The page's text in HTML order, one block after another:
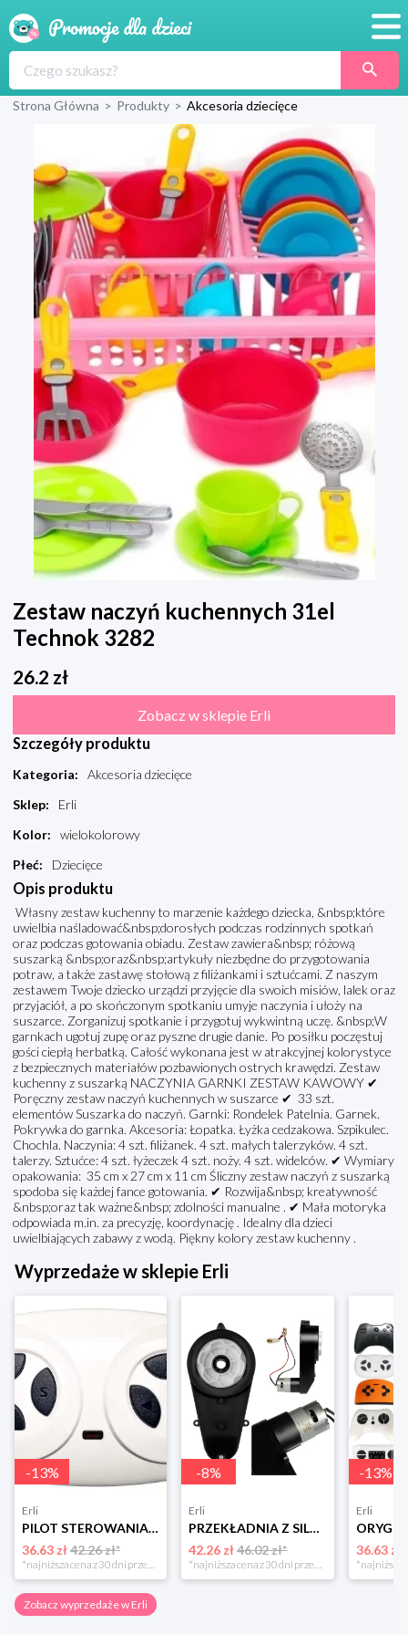
Produkty
Sklepy
Blog
Wyprawka
Strona Główna > Produkty > Akcesoria dziecięce
Zestaw naczyń kuchennych 31el
Technok 3282
26.2 zł
Zobacz w sklepie Erli
Szczegóły produktu
Kategoria:
Akcesoria dziecięce
Sklep:
Erli
Kolor:
wielokolorowy
Płeć: Dziecięce
Opis produktu
Własny zestaw kuchenny to marzenie każdego dziecka, &nbsp;które
uwielbia naśladować&nbsp;dorosłych podczas rodzinnych spotkań
oraz podczas gotowania obiadu. Zestaw zawiera&nbsp; różową
suszarką &nbsp;oraz&nbsp;artykuły niezbędne do przygotowania
potraw, a także zastawę stołową z filiżankami i sztućcami. Z naszym
zestawem Twoje dziecko urządzi przyjęcie dla swoich misiów, lalek oraz
przyjaciół, a po skończonym spotkaniu umyje naczynia i ułoży na
suszarce. Zorganizuj spotkanie i przygotuj wykwintną uczę. &nbsp;W
garnkach ugotuj zupę oraz pyszne drugie danie. Po posiłku poczęstuj
gości ciepłą herbatką. Całość wykonana jest w atrakcyjnej kolorystyce
z bezpiecznych materiałów pozbawionych ostrych krawędzi. Zestaw
kuchenny z suszarką NACZYNIA GARNKI ZESTAW KAWOWY ✔
Poręczny zestaw naczyń kuchennych w suszarce ✔ 33 szt.
elementów Suszarka do naczyń. Garnki: Rondelek Patelnia. Garnek.
Pokrywka do garnka. Akcesoria: Łopatka. Łyżka cedzakowa. Szpikulec.
Chochla. Naczynia: 4 szt. filiżanek. 4 szt. małych talerzyków. 4 szt.
talerzy. Sztućce: 4 szt. łyżeczek 4 szt. noży. 4 szt. widelców. ✔ Wymiary
opakowania: 35 cm x 27 cm x 11 cm Śliczny zestaw naczyń z suszarką
spodoba się każdej fance gotowania. ✔ Rozwija&nbsp; kreatywność
&nbsp;oraz tak ważne&nbsp; zdolności manualne . ✔ Mała motoryka
odpowiada m.in. za precyzję, koordynację . Idealny dla dzieci
uwielbiających zabawy z wodą. Piękny kolory zestaw kuchenny .
Wyprzedaże w sklepie Erli
-13%
Erli
PILOT STEROWANIA 2.4G DO AUT AUTA NA AKUMULATOR Kontroler JR TYP 2
36.63 zł42.26 zł*
*najniższa cena z 30 dni przed obniżką
-8%
Erli
PRZEKŁADNIA Z SILNIKIEM 12V/20000rpm/45W Silnik Napęd do auta na akumulator
42.26 zł 46.02 zł*
*najniższa cena z 30 dni przed obniżką
-13%
Erli
36.63 zł
Zobacz wyprzedaże w Erli